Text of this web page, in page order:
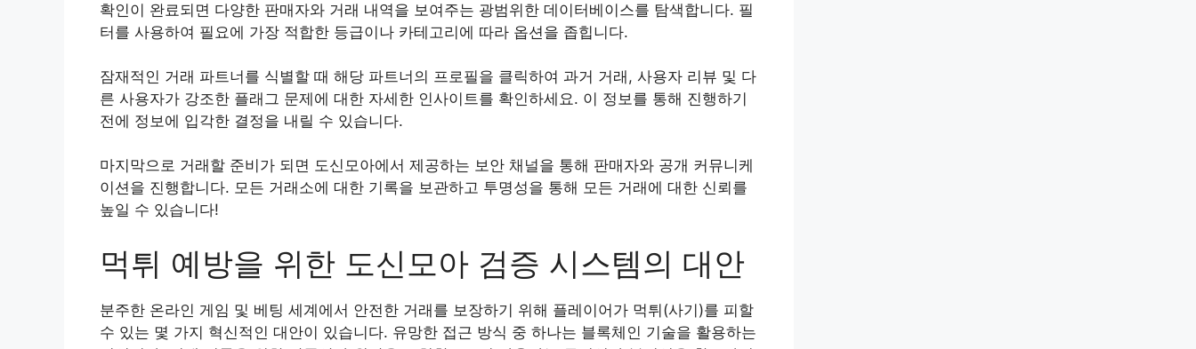
확인이 완료되면 다양한 판매자와 거래 내역을 보여주는 광범위한 데이터베이스를 탐색합니다. 필
터를 사용하여 필요에 가장 적합한 등급이나 카테고리에 따라 옵션을 좁힙니다.
잠재적인 거래 파트너를 식별할 때 해당 파트너의 프로필을 클릭하여 과거 거래, 사용자 리뷰 및 다
른 사용자가 강조한 플래그 문제에 대한 자세한 인사이트를 확인하세요. 이 정보를 통해 진행하기
전에 정보에 입각한 결정을 내릴 수 있습니다.
마지막으로 거래할 준비가 되면 도신모아에서 제공하는 보안 채널을 통해 판매자와 공개 커뮤니케
이션을 진행합니다. 모든 거래소에 대한 기록을 보관하고 투명성을 통해 모든 거래에 대한 신뢰를
높일 수 있습니다!
먹튀 예방을 위한 도신모아 검증 시스템의 대안
분주한 온라인 게임 및 베팅 세계에서 안전한 거래를 보장하기 위해 플레이어가 먹튀(사기)를 피할
수 있는 몇 가지 혁신적인 대안이 있습니다. 유망한 접근 방식 중 하나는 블록체인 기술을 활용하는